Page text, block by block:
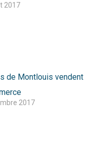
2017
de Montlouis vendent
2017